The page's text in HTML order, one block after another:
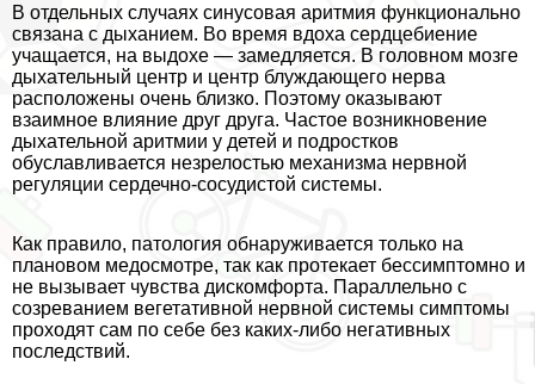
В отдельных случаях синусовая аритмия функционально
связана с дыханием. Во время вдоха сердцебиение
учащается, на выдохе — замедляется. В головном мозге
дыхательный центр и центр блуждающего нерва
расположены очень близко. Поэтому оказывают
взаимное влияние друг друга. Частое возникновение
дыхательной аритмии у детей и подростков
обуславливается незрелостью механизма нервной
регуляции сердечно-сосудистой системы.
Как правило, патология обнаруживается только на
плановом медосмотре, так как протекает бессимптомно и
не вызывает чувства дискомфорта. Параллельно с
созреванием вегетативной нервной системы симптомы
проходят сам по себе без каких-либо негативных
последствий.